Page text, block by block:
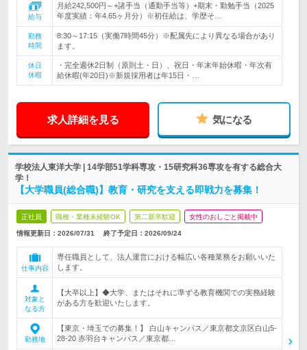
給与
月給242,500円～+諸手当（通勤手当等）+期末・勤勉手当（2025
年度実績：年4.65ヶ月分）※初任給は、学歴そ…
勤務
時間
8:30～17:15（実働7時間45分）※配属先により異なる場合があり
ます。
休日
休暇
・完全週休2日制（原則土・日）、祝日・年末年始休暇・年次有
給休暇(年20日)※新規採用者は年15日・…
求人詳細を見る 気になる
学校法人東洋大学 | 14学部51学科専攻・15研究科36専攻を有する総合大
学！
【大学職員(総合職)】教育・研究を支える即戦力を募集！
正社員 職種・業種未経験OK 第二新卒歓迎 女性のおしごと掲載中
情報更新日：2026/07/31 終了予定日： 2026/09/24
仕事内容
専任職員として、法人運営における幅広い各種業務をお願いいた
します。
対象と
なる方
【大卒以上】◆大学、またはそれに準ずる教育機関での実務経験
がある方を歓迎いたします。
勤務地
【東京・埼玉での募集！】 白山キャンパス／東京都文京区白山5‐
28‐20 赤羽台キャンパス／東京都…